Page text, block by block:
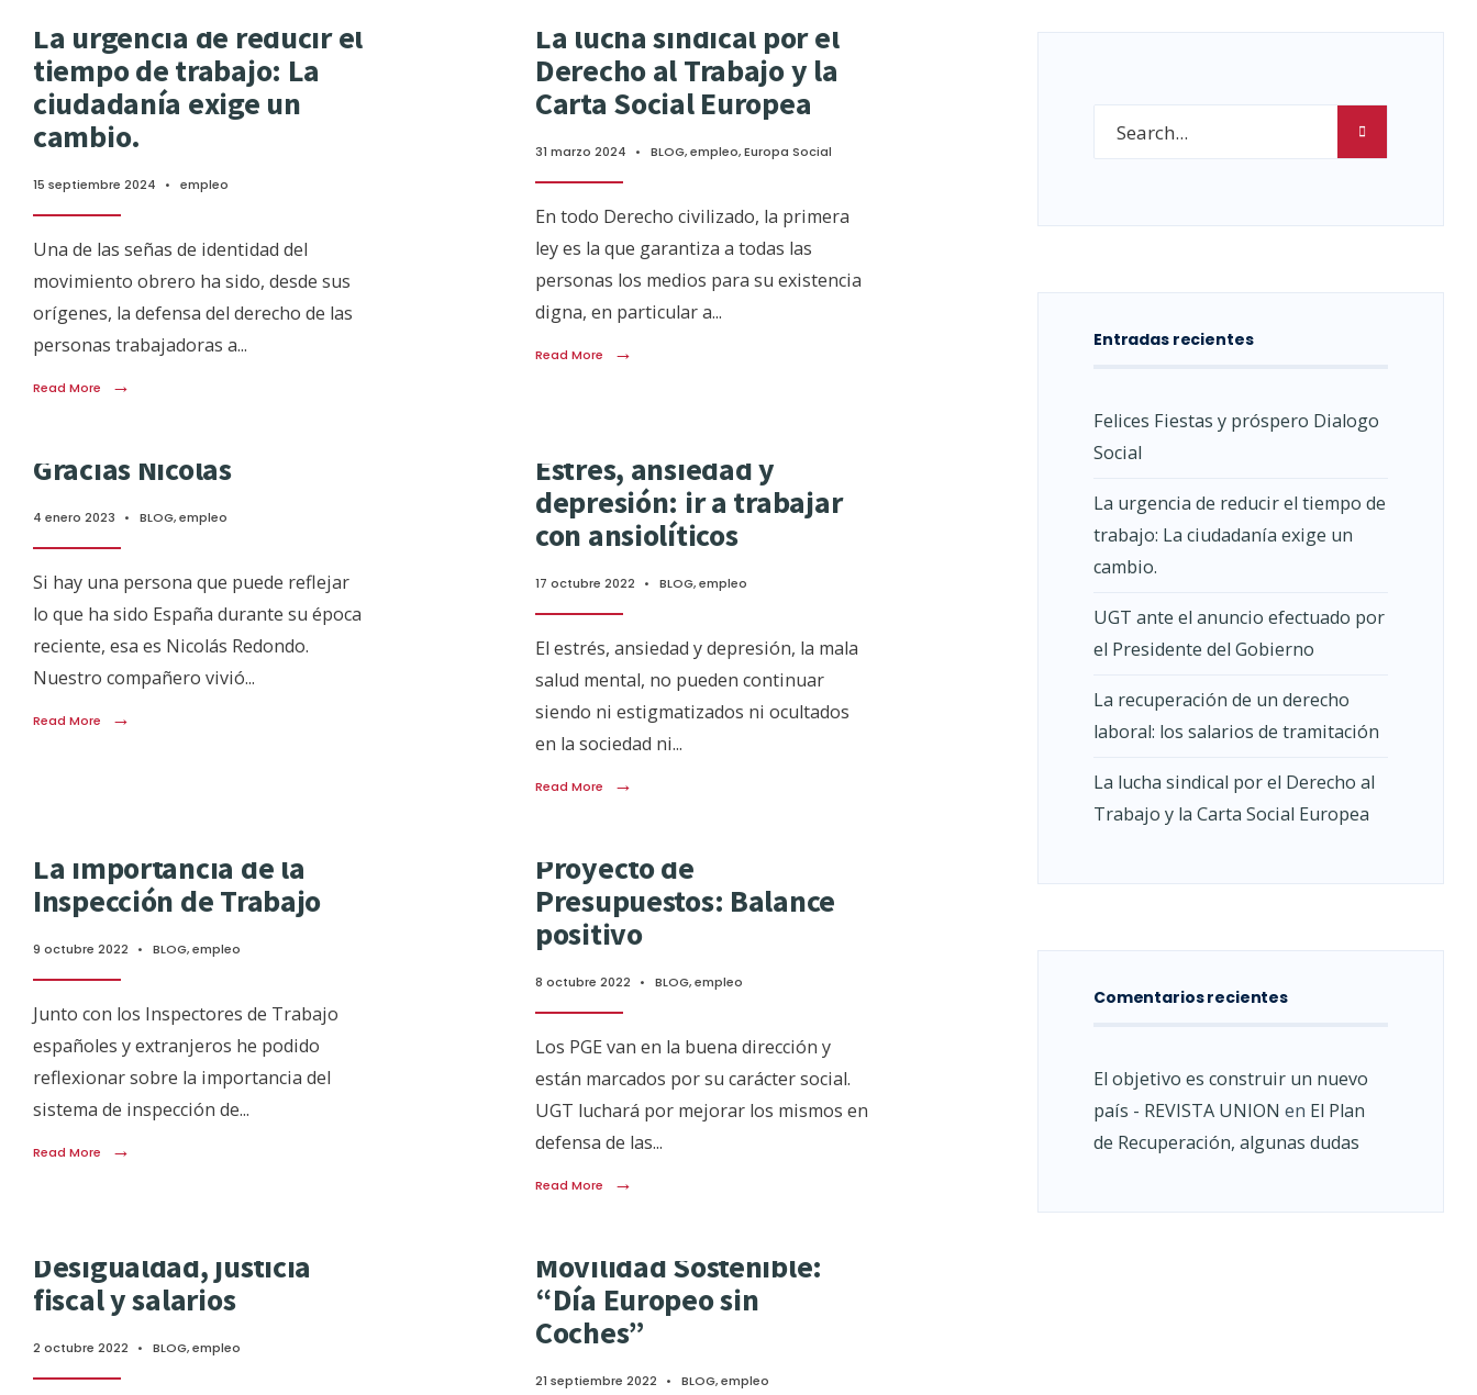
La urgencia de reducir el
tiempo de trabajo: La
ciudadanía exige un
cambio.
15 septiembre 2024 • empleo
Una de las señas de identidad del
movimiento obrero ha sido, desde sus
orígenes, la defensa del derecho de las
personas trabajadoras a...
Read More →
La lucha sindical por el
Derecho al Trabajo y la
Carta Social Europea
31 marzo 2024 • BLOG,empleo,Europa Social
En todo Derecho civilizado, la primera
ley es la que garantiza a todas las
personas los medios para su existencia
digna, en particular a...
Read More →
Gracias Nicolás
4 enero 2023 • BLOG,empleo
Si hay una persona que puede reflejar
lo que ha sido España durante su época
reciente, esa es Nicolás Redondo.
Nuestro compañero vivió...
Read More →
Estrés, ansiedad y
depresión: ir a trabajar
con ansiolíticos
17 octubre 2022 • BLOG,empleo
El estrés, ansiedad y depresión, la mala
salud mental, no pueden continuar
siendo ni estigmatizados ni ocultados
en la sociedad ni...
Read More →
La importancia de la
Inspección de Trabajo
9 octubre 2022 • BLOG,empleo
Junto con los Inspectores de Trabajo
españoles y extranjeros he podido
reflexionar sobre la importancia del
sistema de inspección de...
Read More →
Proyecto de
Presupuestos: Balance
positivo
8 octubre 2022 • BLOG,empleo
Los PGE van en la buena dirección y
están marcados por su carácter social.
UGT luchará por mejorar los mismos en
defensa de las...
Read More →
Desigualdad, justicia
fiscal y salarios
2 octubre 2022 • BLOG,empleo
Movilidad Sostenible:
“Día Europeo sin
Coches”
21 septiembre 2022 • BLOG,empleo
Entradas recientes
Felices Fiestas y próspero Dialogo
Social
La urgencia de reducir el tiempo de
trabajo: La ciudadanía exige un
cambio.
UGT ante el anuncio efectuado por
el Presidente del Gobierno
La recuperación de un derecho
laboral: los salarios de tramitación
La lucha sindical por el Derecho al
Trabajo y la Carta Social Europea
Comentarios recientes
El objetivo es construir un nuevo
país - REVISTA UNION en El Plan
de Recuperación, algunas dudas